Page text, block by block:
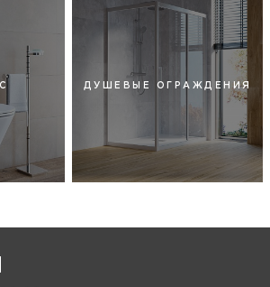
ДУШЕВЫЕ ОГРАЖДЕНИЯ